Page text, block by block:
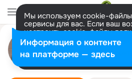
Мы используем cookie-
сервисы для вас. Если ваш
настроить cookie-файлы
представитель. Больше
Разрешить все Настроить
оля кравцова
Ижевск 14 апреля
Подробнее
Информация о контенте
на платформе — здесь